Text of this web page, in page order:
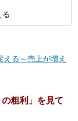
る
る～売上が増え
粗利」を見て